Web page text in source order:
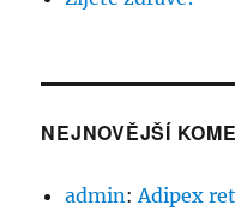
NEJNOVĚJŠÍ
admin:Adipex